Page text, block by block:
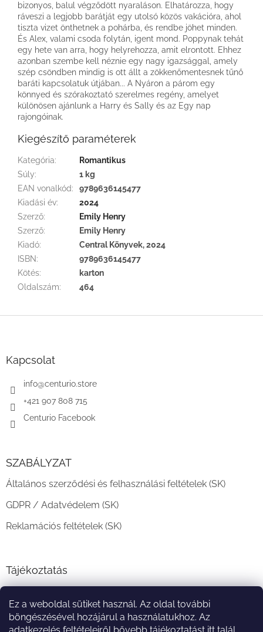
Ez a weboldal sütiket használ. Az oldal további
böngészésével hozájárul a használatukhoz. Az
bizonyos, balul végződött nyaraláson. Elhatározza, hogy
ráveszi a legjobb barátját egy utolsó közös vakációra, ahol
tiszta vizet önthetnek a pohárba, és rendbe jöhet minden.
És Alex, valami csoda folytán, igent mond. Poppynak tehát
egy hete van arra, hogy helyrehozza, amit elrontott. Ehhez
azonban szembe kell néznie egy nagy igazsággal, amely
szép csöndben mindig is ott állt a zökkenőmentesnek tűnő
baráti kapcsolatuk útjában... A Nyáron a párom egy
könnyed és szórakoztató szerelmes regény, amelyet
különösen ajánlunk a Harry és Sally és az Egy nap
rajongóinak.
Kiegészítő paraméterek
Kategória:
Romantikus
Súly:
1 kg
EAN vonalkód:
9789636145477
Kiadási év:
2024
Szerző:
Emily Henry
Szerző:
Emily Henry
Kiadó:
Central Könyvek, 2024
ISBN:
9789636145477
Kötés:
karton
Oldalszám: 464
Kapcsolat
info@centurio.store
+421 907 808 715
Centurio Facebook
SZABÁLYZAT
Általános szerződési és felhasználási feltételek (SK)
GDPR / Adatvédelem (SK)
Reklamációs feltételek (SK)
Tájékoztatás
A vásárlás menete